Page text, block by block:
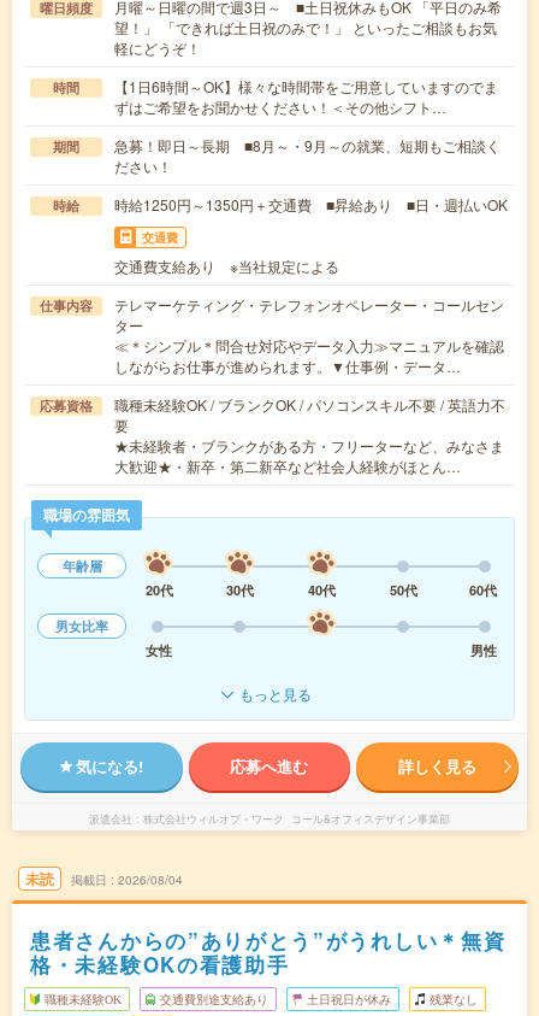
曜日頻度
月曜～日曜の間で週3日～ ■土日祝休みもOK 「平日のみ希
望！」 「できれば土日祝のみで！」 といったご相談もお気
軽にどうぞ！
時間
【1日6時間～OK】様々な時間帯をご用意していますのでま
ずはご希望をお聞かせください！＜その他シフト…
期間
急募！即日～長期 ■8月～・9月～の就業、短期もご相談く
ださい！
時給 時給1250円～1350円＋交通費 ■昇給あり ■日・週払いOK
交通費
交通費支給あり ※当社規定による
仕事内容
テレマーケティング・テレフォンオペレーター・コールセン
ター
≪＊シンプル＊問合せ対応やデータ入力≫マニュアルを確認
しながらお仕事が進められます。▼仕事例・データ…
応募資格
職種未経験OK / ブランクOK / パソコンスキル不要 / 英語力不
要
★未経験者・ブランクがある方・フリーターなど、みなさま
大歓迎★・新卒・第二新卒など社会人経験がほとん…
職場の雰囲気
年齢層
20代
30代 40代 50代
60代
男女比率
女性
男性
もっと見る
気になる! 応募へ進む 詳しく見る
派遣会社 株式会社ウィルオブ・ワーク コール&オフィスデザイン事業部
未読 掲載日 2026/08/04
患者さんからの”ありがとう”がうれしい＊無資
格・未経験OKの看護助手
職種未経験OK 交通費別途支給あり 土日祝日が休み 残業なし